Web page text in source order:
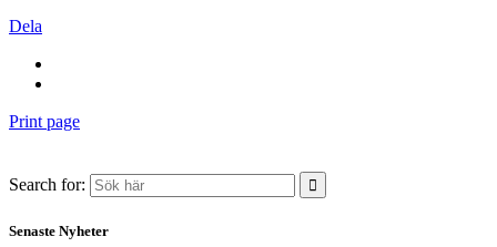
Dela
Print page
Search for:
Senaste Nyheter